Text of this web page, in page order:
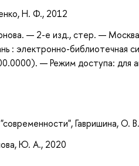
Н. Ф., 2012
— 2-е изд., стер. —
электронно-библиотечная
— Режим доступа: для
Гавришина, О.
Ю. А., 2020